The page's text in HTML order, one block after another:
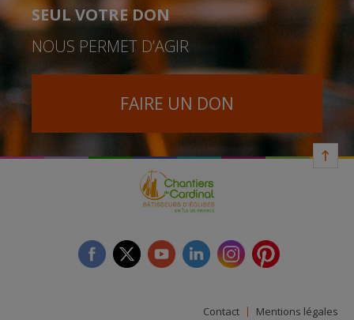
SEUL VOTRE DON
NOUS PERMET D’AGIR
FAIRE UN DON
facebooktwitter youtube linkedin instagram
Contact Mentions légales